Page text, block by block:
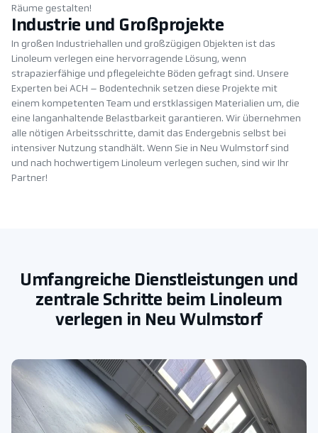
Räume gestalten!
Industrie und Großprojekte
In großen Industriehallen und großzügigen Objekten ist das
Linoleum verlegen eine hervorragende Lösung, wenn
strapazierfähige und pflegeleichte Böden gefragt sind. Unsere
Experten bei ACH – Bodentechnik setzen diese Projekte mit
einem kompetenten Team und erstklassigen Materialien um, die
eine langanhaltende Belastbarkeit garantieren. Wir übernehmen
alle nötigen Arbeitsschritte, damit das Endergebnis selbst bei
intensiver Nutzung standhält. Wenn Sie in Neu Wulmstorf sind
und nach hochwertigem Linoleum verlegen suchen, sind wir Ihr
Partner!
Umfangreiche Dienstleistungen und
zentrale Schritte beim Linoleum
verlegen in Neu Wulmstorf